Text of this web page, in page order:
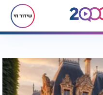
שידור חי